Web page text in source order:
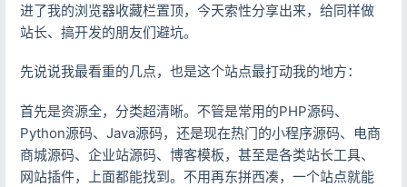
进了我的浏览器收藏栏置顶，今天索性分享出来，给同样做
站长、搞开发的朋友们避坑。
先说说我最看重的几点，也是这个站点最打动我的地方：
首先是资源全，分类超清晰。不管是常用的PHP源码、
Python源码、Java源码，还是现在热门的小程序源码、电商
商城源码、企业站源码、博客模板，甚至是各类站长工具、
网站插件，上面都能找到。不用再东拼西凑，一个站点就能